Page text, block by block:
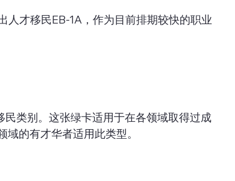
才移民EB-1A，作为目前排期较快的职业
类别。这张绿卡适用于在各领域取得过成
域的有才华者适用此类型。